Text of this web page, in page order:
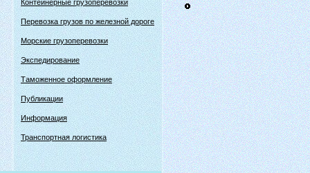
Контейнерные грузоперевозки
Перевозка грузов по железной дороге
Морские грузоперевозки
Экспедирование
Таможенное оформление
Публикации
Информация
Транспортная логистика